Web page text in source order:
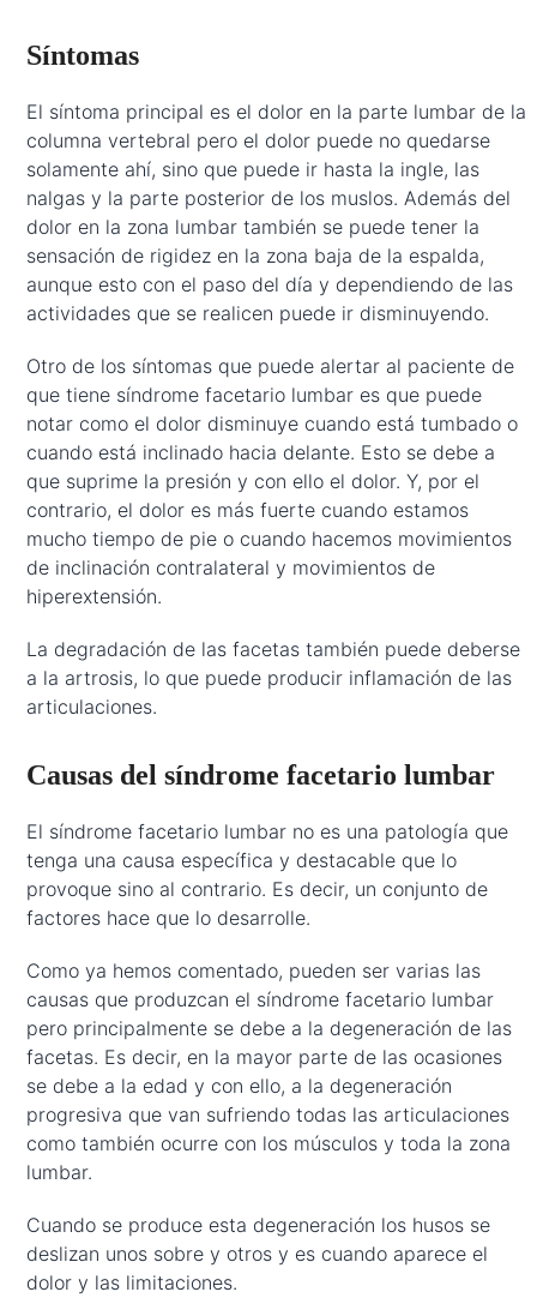
Síntomas
El síntoma principal es el dolor en la parte lumbar de la
columna vertebral pero el dolor puede no quedarse
solamente ahí, sino que puede ir hasta la ingle, las
nalgas y la parte posterior de los muslos. Además del
dolor en la zona lumbar también se puede tener la
sensación de rigidez en la zona baja de la espalda,
aunque esto con el paso del día y dependiendo de las
actividades que se realicen puede ir disminuyendo.
Otro de los síntomas que puede alertar al paciente de
que tiene síndrome facetario lumbar es que puede
notar como el dolor disminuye cuando está tumbado o
cuando está inclinado hacia delante. Esto se debe a
que suprime la presión y con ello el dolor. Y, por el
contrario, el dolor es más fuerte cuando estamos
mucho tiempo de pie o cuando hacemos movimientos
de inclinación contralateral y movimientos de
hiperextensión.
La degradación de las facetas también puede deberse
a la artrosis, lo que puede producir inflamación de las
articulaciones.
Causas del síndrome facetario lumbar
El síndrome facetario lumbar no es una patología que
tenga una causa específica y destacable que lo
provoque sino al contrario. Es decir, un conjunto de
factores hace que lo desarrolle.
Como ya hemos comentado, pueden ser varias las
causas que produzcan el síndrome facetario lumbar
pero principalmente se debe a la degeneración de las
facetas. Es decir, en la mayor parte de las ocasiones
se debe a la edad y con ello, a la degeneración
progresiva que van sufriendo todas las articulaciones
como también ocurre con los músculos y toda la zona
lumbar.
Cuando se produce esta degeneración los husos se
deslizan unos sobre y otros y es cuando aparece el
dolor y las limitaciones.